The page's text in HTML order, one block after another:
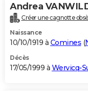
Andrea
Créer une cagnotte
Naissance
10/10/1919 à Comines (
Décès
17/05/1999 à Wervicq-